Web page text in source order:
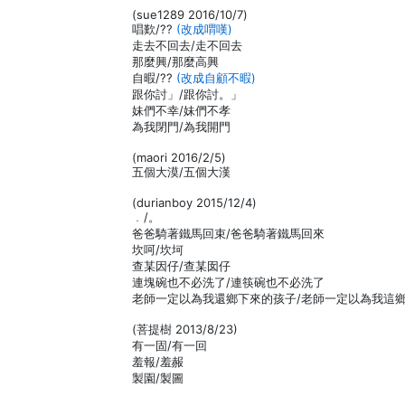
(sue1289 2016/10/7)
唱歎/?? (改成喟嘆)
走去不回去/走不回去
那麼興/那麼高興
自暇/?? (改成自顧不暇)
跟你討」/跟你討。」
妹們不幸/妹們不孝
為我閉門/為我開門
(maori 2016/2/5)
五個大漠/五個大漢
(durianboy 2015/12/4)
﹒/。
爸爸騎著鐵馬回束/爸爸騎著鐵馬回來
坎呵/坎坷
查某因仔/查某囡仔
連塊碗也不必洗了/連筷碗也不必洗了
老師一定以為我還鄉下來的孩子/老師一定以為我這
(菩提樹 2013/8/23)
有一固/有一回
羞報/羞赧
製園/製圖